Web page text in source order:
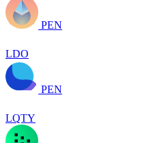
PEN
LDO
PEN
LQTY